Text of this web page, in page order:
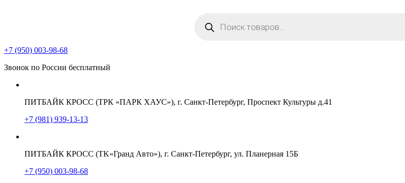
товаров
+7 (950) 003-98-68
Звонок по России бесплатный
ПИТБАЙК КРОСС (ТРК «ПАРК ХАУС»), г. Санкт-Петербург, Проспект Культуры д.41
+7 (981) 939-13-13
ПИТБАЙК КРОСС (TK«Гранд Авто»), г. Санкт-Петербург, ул. Планерная 15Б
+7 (950) 003-98-68